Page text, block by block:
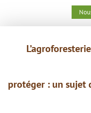
protéger : un sujet